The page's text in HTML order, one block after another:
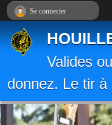
Valides
donnez. Le tir
Se connecter
Panneau de gestion des